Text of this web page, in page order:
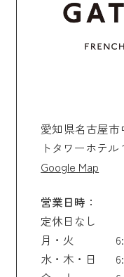
愛知県名古屋市
トタワーホテル
Google Map
営業日時：
定休日なし
月・火
水・木・日